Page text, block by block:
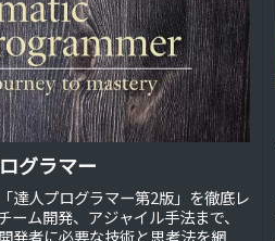
グラマー
達人プログラマー第2版」を徹底レ
ーム開発、アジャイル手法まで、
発者に必要な技術と思考法を網